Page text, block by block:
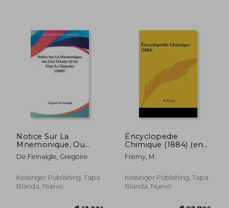
Notice Sur La
Mnemonique, Ou
L'Art D'Aider Et De
Fixer La Memoire
De Feinaigle, Gregoire
Kessinger Publishing, Tapa
Blanda, Nuevo
Encyclopedie
Chimique (1884) (en
Francés)
Fremy, M.
Kessinger Publishing, Tapa
Blanda, Nuevo